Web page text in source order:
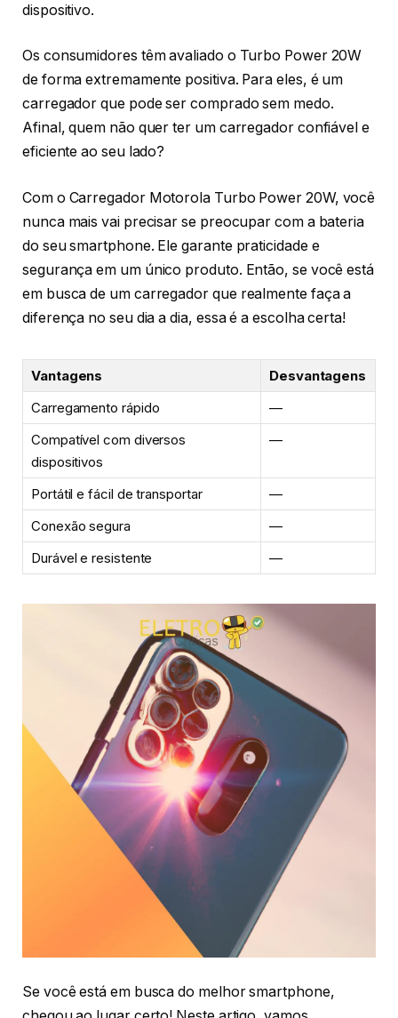
dispositivo.
Os consumidores têm avaliado o Turbo Power 20W
de forma extremamente positiva. Para eles, é um
carregador que pode ser comprado sem medo.
Afinal, quem não quer ter um carregador confiável e
eficiente ao seu lado?
Com o Carregador Motorola Turbo Power 20W, você
nunca mais vai precisar se preocupar com a bateria
do seu smartphone. Ele garante praticidade e
segurança em um único produto. Então, se você está
em busca de um carregador que realmente faça a
diferença no seu dia a dia, essa é a escolha certa!
Vantagens
Desvantagens
Carregamento rápido
—
Compatível com diversos
dispositivos
—
Portátil e fácil de transportar
—
Conexão segura
—
Durável e resistente
—
Se você está em busca do melhor smartphone,